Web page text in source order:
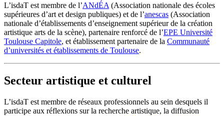
L’isdaT est membre de l’ANdÉA (Association nationale des écoles
supérieures d’art et design publiques) et de l’anescas (Association
nationale d’établissements d’enseignement supérieur de la création
artistique arts de la scène), partenaire renforcé de l’EPE Université
Toulouse Capitole, et établissement partenaire de la Communauté
d’universités et établissements de Toulouse.
Secteur artistique et culturel
L’isdaT est membre de réseaux professionnels au sein desquels il
participe aux réflexions sur la recherche artistique, la diffusion